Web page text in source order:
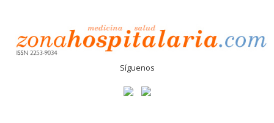
Síguenos